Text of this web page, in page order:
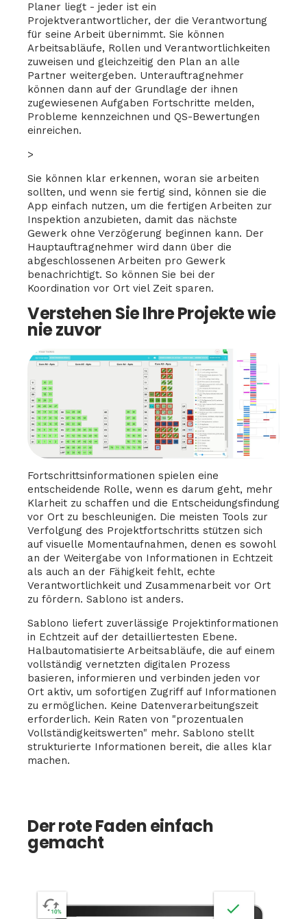
Planer liegt - jeder ist ein
Projektverantwortlicher, der die Verantwortung
für seine Arbeit übernimmt. Sie können
Arbeitsabläufe, Rollen und Verantwortlichkeiten
zuweisen und gleichzeitig den Plan an alle
Partner weitergeben. Unterauftragnehmer
können dann auf der Grundlage der ihnen
zugewiesenen Aufgaben Fortschritte melden,
Probleme kennzeichnen und QS-Bewertungen
einreichen.
>
Sie können klar erkennen, woran sie arbeiten
sollten, und wenn sie fertig sind, können sie die
App einfach nutzen, um die fertigen Arbeiten zur
Inspektion anzubieten, damit das nächste
Gewerk ohne Verzögerung beginnen kann. Der
Hauptauftragnehmer wird dann über die
abgeschlossenen Arbeiten pro Gewerk
benachrichtigt. So können Sie bei der
Koordination vor Ort viel Zeit sparen.
Verstehen Sie Ihre Projekte wie
nie zuvor
Fortschrittsinformationen spielen eine
entscheidende Rolle, wenn es darum geht, mehr
Klarheit zu schaffen und die Entscheidungsfindung
vor Ort zu beschleunigen. Die meisten Tools zur
Verfolgung des Projektfortschritts stützen sich
auf visuelle Momentaufnahmen, denen es sowohl
an der Weitergabe von Informationen in Echtzeit
als auch an der Fähigkeit fehlt, echte
Verantwortlichkeit und Zusammenarbeit vor Ort
zu fördern. Sablono ist anders.
Sablono liefert zuverlässige Projektinformationen
in Echtzeit auf der detailliertesten Ebene.
Halbautomatisierte Arbeitsabläufe, die auf einem
vollständig vernetzten digitalen Prozess
basieren, informieren und verbinden jeden vor
Ort aktiv, um sofortigen Zugriff auf Informationen
zu ermöglichen. Keine Datenverarbeitungszeit
erforderlich. Kein Raten von "prozentualen
Vollständigkeitswerten" mehr. Sablono stellt
strukturierte Informationen bereit, die alles klar
machen.
Der rote Faden einfach
gemacht